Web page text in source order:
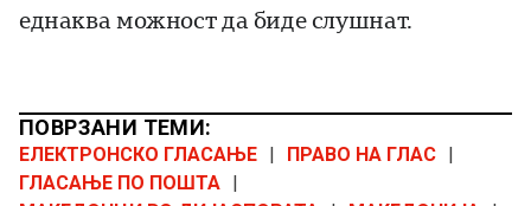
еднаква можност да биде слушнат.
ПОВРЗАНИ ТЕМИ:
ЕЛЕКТРОНСКО ГЛАСАЊЕ ПРАВО НА ГЛАС
ГЛАСАЊЕ ПО ПОШТА